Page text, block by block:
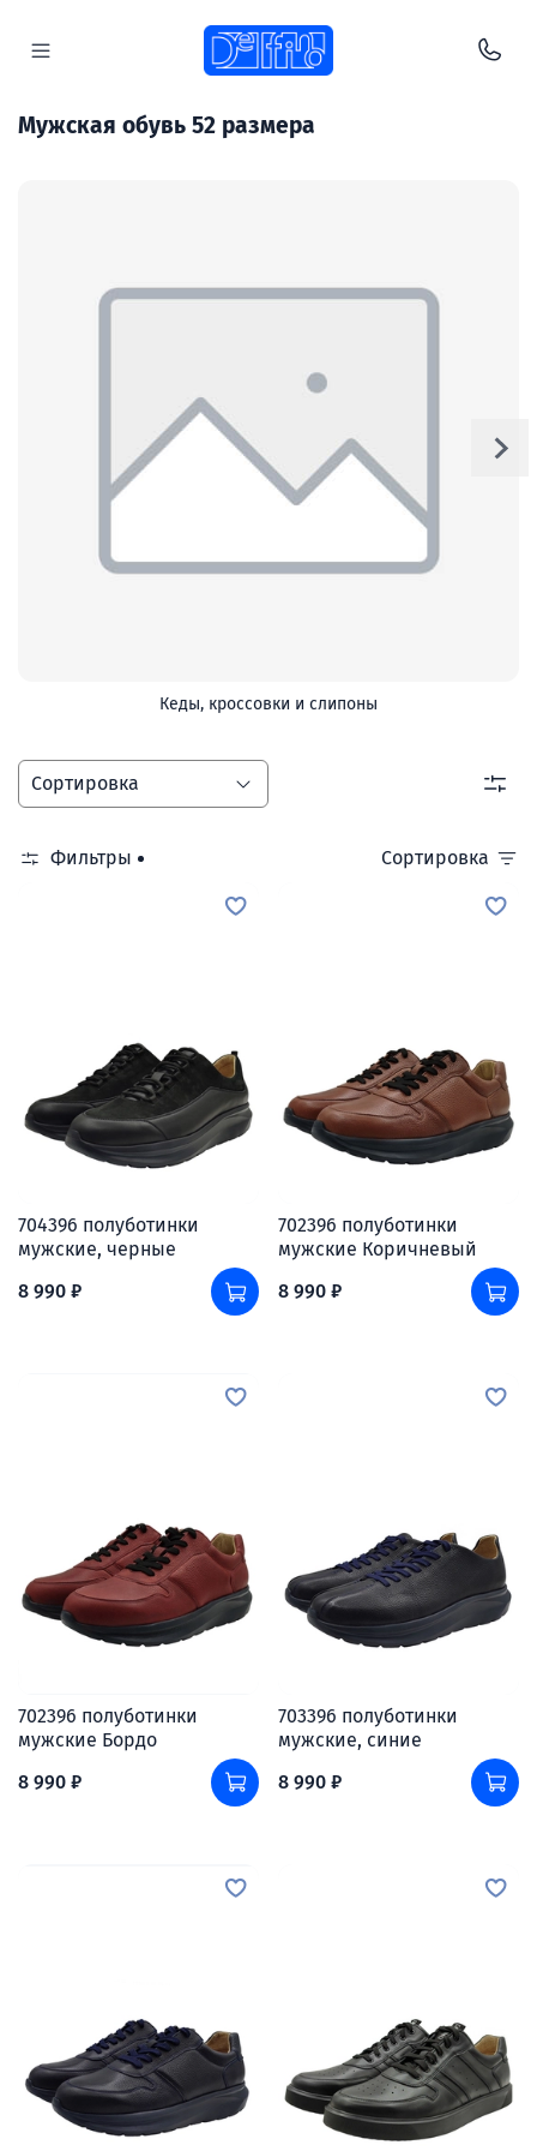
Мужская обувь 52 размера
Кеды, кроссовки и слипоны
Фильтры Сортировка
704396 полуботинки
мужские, черные
8 990 ₽
702396 полуботинки
мужские Коричневый
8 990 ₽
702396 полуботинки
мужские Бордо
8 990 ₽
703396 полуботинки
мужские, синие
8 990 ₽